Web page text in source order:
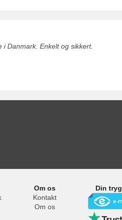
Danmark. Enkelt og sikkert.
Om os
Kontakt
Om os
Din